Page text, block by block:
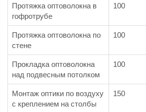
Протяжка оптоволокна в
гофротрубе
100
Протяжка оптоволокна по
стене
100
Прокладка оптоволокна
над подвесным потолком
100
Монтаж оптики по воздуху
с креплением на столбы
150